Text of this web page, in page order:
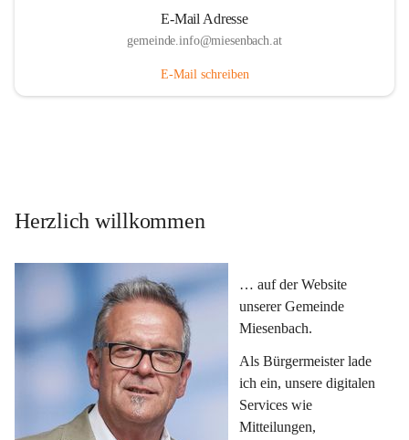
E-Mail Adresse
gemeinde.info@miesenbach.at
E-Mail schreiben
Herzlich willkommen
… auf der Website
unserer Gemeinde
Miesenbach.
Als Bürgermeister lade
ich ein, unsere digitalen
Services wie
Mitteilungen,